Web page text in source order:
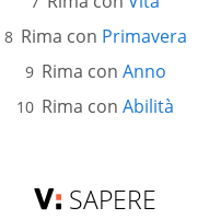
Rima con Primavera
Rima con Anno
Rima con Abilità
SAPERE